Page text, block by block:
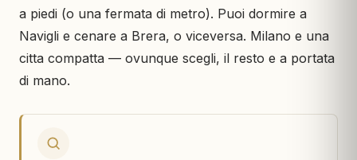
a piedi (o una fermata di metro). Puoi dormire a
Navigli e cenare a Brera, o viceversa. Milano e una
citta compatta — ovunque scegli, il resto e a portata
di mano.